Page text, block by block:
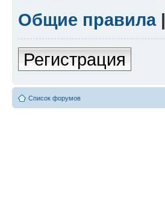
Общие правила|
Регистрация
Список форумов